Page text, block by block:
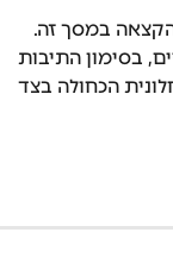
במסך זה.
בסימון התיבות
הכחולה בצד